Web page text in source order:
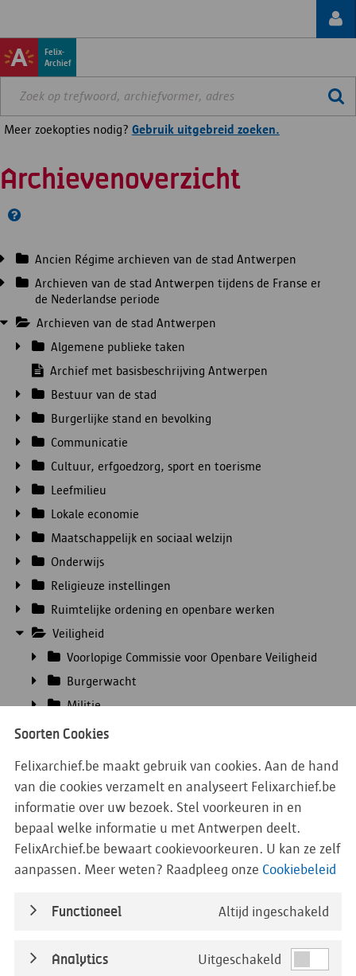
Felix-
Archief
Meer zoekopties nodig? Gebruik uitgebreid zoeken.
Archievenoverzicht
Ancien Régime archieven van de stad Antwerpen
Archieven van de stad Antwerpen tijdens de Franse en
de Nederlandse periode
Archieven van de stad Antwerpen
Algemene publieke taken
Archief met basisbeschrijving Antwerpen
Bestuur van de stad
Burgerlijke stand en bevolking
Communicatie
Cultuur, erfgoedzorg, sport en toerisme
Leefmilieu
Lokale economie
Maatschappelijk en sociaal welzijn
Onderwijs
Religieuze instellingen
Ruimtelijke ordening en openbare werken
Veiligheid
Voorlopige Commissie voor Openbare Veiligheid
Burgerwacht
Militie
Politie
Bestuurlijke handhaving
Secretariaat van de 2e Directie
Veiligheidsbeleid van de stad
Noodplanning en Crisisbeheer
Oorlog en bezetting
Tweede Wereldoorlog
Archief van de 2de directie
Soorten Cookies
Felixarchief.be maakt gebruik van cookies. Aan de hand
van die cookies verzamelt en analyseert Felixarchief.be
informatie over uw bezoek. Stel voorkeuren in en
bepaal welke informatie u met Antwerpen deelt.
FelixArchief.be bewaart cookievoorkeuren. U kan ze zelf
aanpassen. Meer weten? Raadpleeg onze Cookiebeleid
Functioneel Altijd ingeschakeld
Analytics Uitgeschakeld